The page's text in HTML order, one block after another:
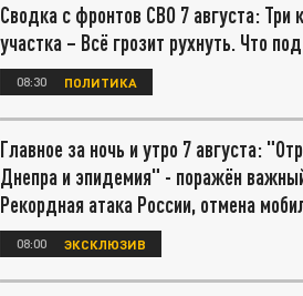
Сводка с фронтов СВО 7 августа: Три
участка – Всё грозит рухнуть. Что
08:30 ПОЛИТИКА
Главное за ночь и утро 7 августа:
Днепра и эпидемия" - поражён
Рекордная атака России, отмена
08:00 ЭКСКЛЮЗИВ